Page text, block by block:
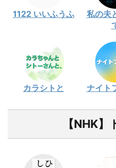
1122 いいふうふ
私の夫
カラシトと ナイト
【NHK